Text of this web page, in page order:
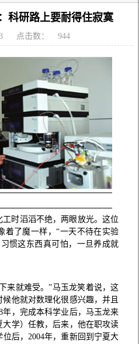
科研路上要耐得住寂寞
点击数： 944
时滔滔不绝，两眼放光。这位
着了魔一样，“一天不待在实验
惯这东西真可怕，一旦养成就
来就难受。”马玉龙笑着说，这
他就对数理化很感兴趣，并且
年，完成本科学业后，马玉龙来
学）任教，后来，他在职攻读
后，2004年，重新回到宁夏大